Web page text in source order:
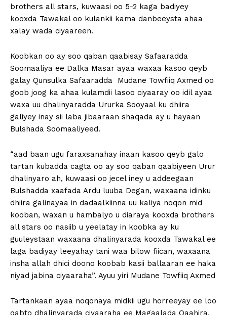
brothers all stars, kuwaasi oo 5-2 kaga badiyey
kooxda Tawakal oo kulankii kama danbeeysta ahaa
xalay wada ciyaareen.
Koobkan oo ay soo qaban qaabisay Safaaradda
Soomaaliya ee Dalka Masar ayaa waxaa kasoo qeyb
galay Qunsulka Safaaradda Mudane Towfiiq Axmed oo
goob joog ka ahaa kulamdii lasoo ciyaaray oo idil ayaa
waxa uu dhalinyaradda Ururka Sooyaal ku dhiira
galiyey inay sii laba jibaaraan shaqada ay u hayaan
Bulshada Soomaaliyeed.
“aad baan ugu faraxsanahay inaan kasoo qeyb galo
tartan kubadda cagta oo ay soo qaban qaabiyeen Urur
dhalinyaro ah, kuwaasi oo jecel iney u addeegaan
Bulshadda xaafada Ardu luuba Degan, waxaana idinku
dhiira galinayaa in dadaalkiinna uu kaliya noqon mid
kooban, waxan u hambalyo u diaraya kooxda brothers
all stars oo nasiib u yeelatay in koobka ay ku
guuleystaan waxaana dhalinyarada kooxda Tawakal ee
laga badiyay leeyahay tani waa bilow fiican, waxaana
insha allah dhici doono koobab kasii ballaaran ee haka
niyad jabina ciyaaraha”. Ayuu yiri Mudane Towfiiq Axmed
Tartankaan ayaa noqonaya midkii ugu horreeyay ee loo
qabto dhalinyarada ciyaaraha ee Magaalada Qaahira,